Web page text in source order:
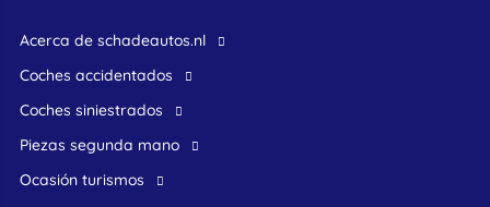
Acerca de schadeautos.nl
Coches accidentados
Coches siniestrados
Piezas segunda mano
ocasión turismos